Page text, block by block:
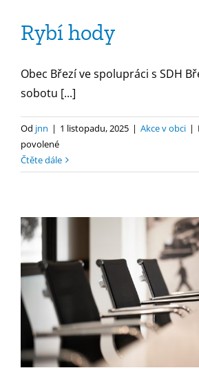
Rybí hody
Obec Březí ve spolupráci s SDH
sobotu [...]
Od jnn | 1 listopadu, 2025 | Akce v obci |
povolenéu
textu
s
Čtěte dále